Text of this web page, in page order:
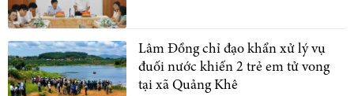
Lâm Đồng chỉ đạo khẩn xử lý vụ
đuối nước khiến 2 trẻ em tử vong
tại xã Quảng Khê